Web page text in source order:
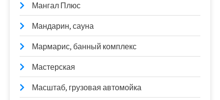
Мангал Плюс
Мандарин, сауна
Мармарис, банный комплекс
Мастерская
Масштаб, грузовая автомойка